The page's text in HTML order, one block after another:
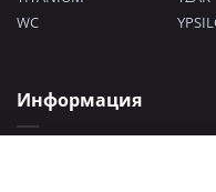
WC
Информация